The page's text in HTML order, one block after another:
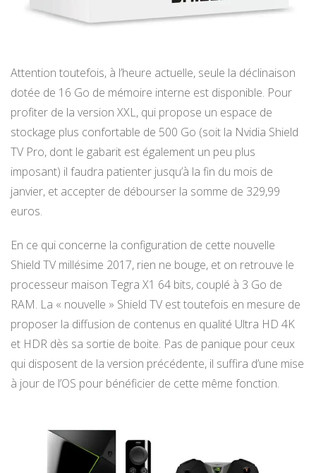
Attention toutefois, à l’heure actuelle, seule la déclinaison
dotée de 16 Go de mémoire interne est disponible. Pour
profiter de la version XXL, qui propose un espace de
stockage plus confortable de 500 Go (soit la Nvidia Shield
TV Pro, dont le gabarit est également un peu plus
imposant) il faudra patienter jusqu’à la fin du mois de
janvier, et accepter de débourser la somme de 329,99
euros.
En ce qui concerne la configuration de cette nouvelle
Shield TV millésime 2017, rien ne bouge, et on retrouve le
processeur maison Tegra X1 64 bits, couplé à 3 Go de
RAM. La « nouvelle » Shield TV est toutefois en mesure de
proposer la diffusion de contenus en qualité Ultra HD 4K
et HDR dès sa sortie de boite. Pas de panique pour ceux
qui disposent de la version précédente, il suffira d’une mise
à jour de l’OS pour bénéficier de cette même fonction.